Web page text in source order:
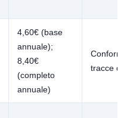
4,60€ (base
annuale);
8,40€
(completo
annuale)
tracce di